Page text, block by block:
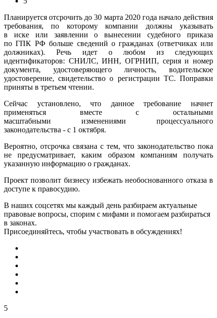
Планируется отсрочить до 30 марта 2020 года начало действия
требования, по которому компании должны указывать
в иске или заявлении о вынесении судебного приказа
по ГПК РФ больше сведений о гражданах (ответчиках или
должниках). Речь идет о любом из следующих
идентификаторов: СНИЛС, ИНН, ОГРНИП, серия и номер
документа, удостоверяющего личность, водительское
удостоверение, свидетельство о регистрации ТС. Поправки
приняты в третьем чтении.
Сейчас установлено, что данное требование начнет
применяться вместе с остальными
масштабными изменениями процессуального
законодательства - с 1 октября.
Вероятно, отсрочка связана с тем, что законодательство пока
не предусматривает, каким образом компаниям получать
указанную информацию о гражданах.
Проект позволит бизнесу избежать необоснованного отказа в
доступе к правосудию.
В наших соцсетях мы каждый день разбираем актуальные
правовые вопросы, спорим с мифами и помогаем разбираться
в законах.
Присоединяйтесь, чтобы участвовать в обсуждениях!
5